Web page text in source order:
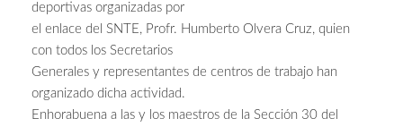
deportivas organizadas por
el enlace del SNTE, Profr. Humberto Olvera Cruz, quien
con todos los Secretarios
Generales y representantes de centros de trabajo han
organizado dicha actividad.
Enhorabuena a las y los maestros de la Sección 30 del